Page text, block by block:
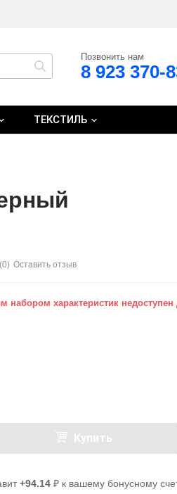
Позвонить нам
8 923 370-
ТЕКСТИЛЬ
(0) Оставить отзыв
набором характеристик недоступен
Купить
+94.14 ₽ к вашему бонусному